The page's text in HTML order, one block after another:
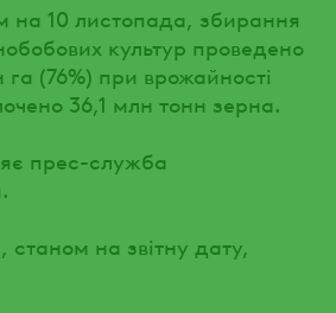
на 10 листопада, збирання
культур проведено
(76%) при врожайності
36,1 млн тонн зерна.
прес-служба
станом на звітну дату,